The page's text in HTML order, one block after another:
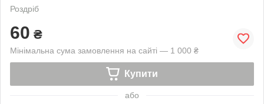
Роздріб
60 ₴
Мінімальна сума замовлення на сайті — 1 000 ₴
Купити
або